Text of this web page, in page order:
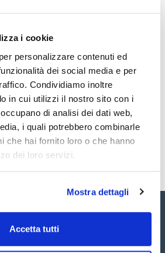
i cookie
personalizzare contenuti ed
dei social media e per
Condividiamo inoltre
in cui utilizzi il nostro sito con i
di analisi dei dati web,
i quali potrebbero combinarle
che hai fornito loro o che hanno
dei loro servizi.
Mostra dettagli
Accetta tutti
tecnica
COA
Registrati per i download